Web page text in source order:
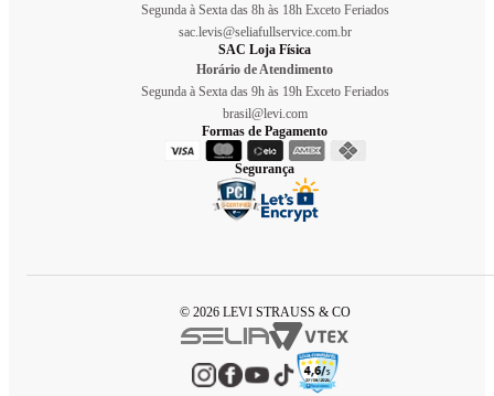
Segunda à Sexta das 8h às 18h Exceto Feriados
sac.levis@seliafullservice.com.br
SAC Loja Física
Horário de Atendimento
Segunda à Sexta das 9h às 19h Exceto Feriados
brasil@levi.com
Formas de Pagamento
Segurança
© 2026 LEVI STRAUSS & CO